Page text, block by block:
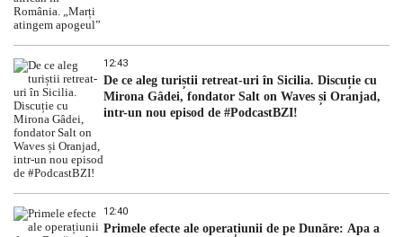
12:43
De ce aleg turiștii retreat-uri în Sicilia. Discuție cu
Mirona Gâdei, fondator Salt on Waves și Oranjad,
intr-un nou episod de #PodcastBZI!
12:40
Primele efecte ale operațiunii de pe Dunăre: Apa a